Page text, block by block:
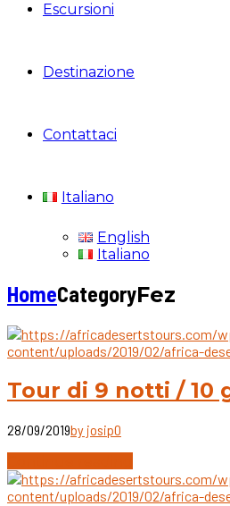
Escursioni
Destinazione
Contattaci
Italiano
English
Italiano
HomeCategoryFez
Tour di 9 notti / 10
28/09/2019by josip0